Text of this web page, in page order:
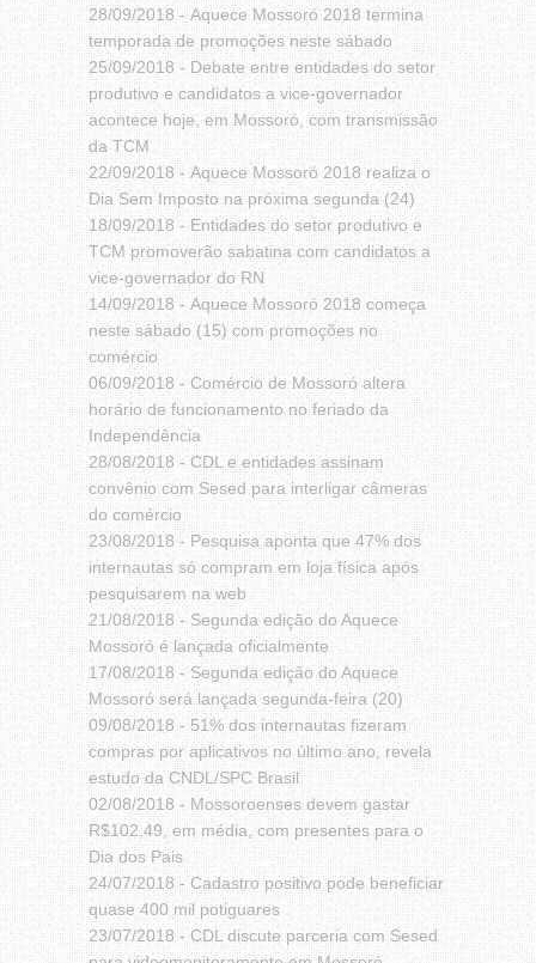
28/09/2018 -Aquece Mossoró 2018 termina
temporada de promoções neste sábado
25/09/2018 -Debate entre entidades do setor
produtivo e candidatos a vice-governador
acontece hoje, em Mossoró, com transmissão
da TCM
22/09/2018 -Aquece Mossoró 2018 realiza o
Dia Sem Imposto na próxima segunda (24)
18/09/2018 -Entidades do setor produtivo e
TCM promoverão sabatina com candidatos a
vice-governador do RN
14/09/2018 -Aquece Mossoró 2018 começa
neste sábado (15) com promoções no
comércio
06/09/2018 -Comércio de Mossoró altera
horário de funcionamento no feriado da
Independência
28/08/2018 -CDL e entidades assinam
convênio com Sesed para interligar câmeras
do comércio
23/08/2018 -Pesquisa aponta que 47% dos
internautas só compram em loja física após
pesquisarem na web
21/08/2018 -Segunda edição do Aquece
Mossoró é lançada oficialmente
17/08/2018 -Segunda edição do Aquece
Mossoró será lançada segunda-feira (20)
09/08/2018 -51% dos internautas fizeram
compras por aplicativos no último ano, revela
estudo da CNDL/SPC Brasil
02/08/2018 -Mossoroenses devem gastar
R$102,49, em média, com presentes para o
Dia dos Pais
24/07/2018 -Cadastro positivo pode beneficiar
quase 400 mil potiguares
23/07/2018 -CDL discute parceria com Sesed